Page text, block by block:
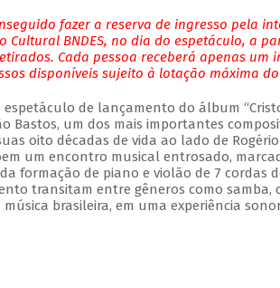
fazer a reserva de ingresso pela
Cultural BNDES, no dia do espetáculo, a
Cada pessoa receberá apenas
disponíveis sujeito à lotação máxima
de lançamento do álbum
Bastos, um dos mais importantes
oito décadas de vida ao lado de
um encontro musical entrosado,
formação de piano e violão de 7 cordas
transitam entre gêneros como samba,
brasileira, em uma experiência